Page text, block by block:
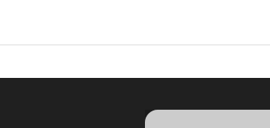
| Investigan la corta distancia que hubo entre el helicóptero de Trump y un
| Cuatro heridos en el centro de Londres tras ataque de una mujer con un
| Un dron con un explosivo perturba un aeropuerto en Alemania clave para